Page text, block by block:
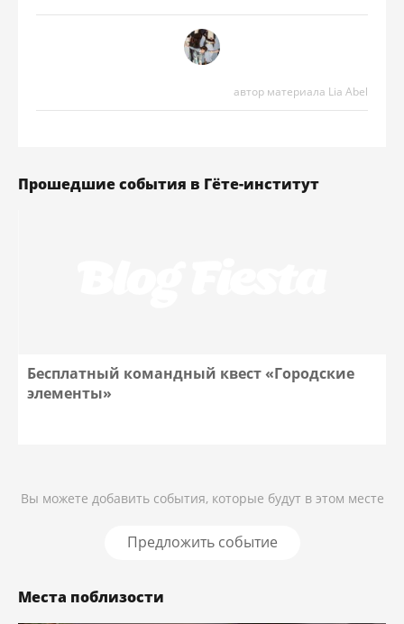
автор материала Lia Abel
Прошедшие события в Гёте-институт
Бесплатный командный квест «Городские
элементы»
Вы можете добавить события, которые будут в этом месте
Предложить событие
Места поблизости